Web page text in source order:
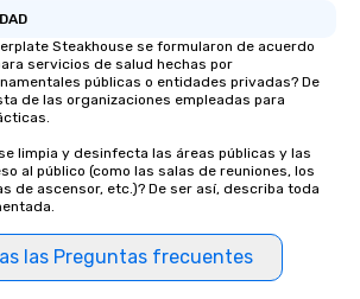
Steakhouse se formularon de acuerdo
servicios de salud hechas por
públicas o entidades privadas? De
de las organizaciones empleadas para
limpia y desinfecta las áreas públicas y las
al público (como las salas de reuniones, los
de ascensor, etc.)? De ser así, describa toda
las Preguntas frecuentes